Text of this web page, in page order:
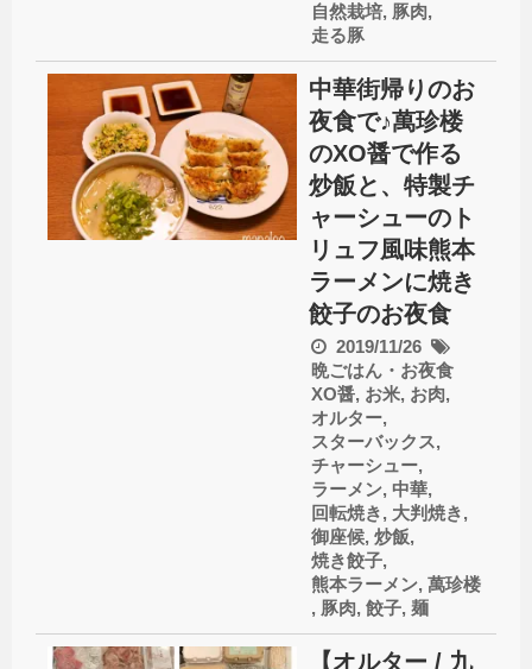
自然栽培, 豚肉,
走る豚
中華街帰りのお
夜食で♪萬珍楼
のXO醤で作る
炒飯と、特製チ
ャーシューのト
リュフ風味熊本
ラーメンに焼き
餃子のお夜食
2019/11/26
晩ごはん・お夜食
XO醤, お米, お肉,
オルター,
スターバックス,
チャーシュー,
ラーメン, 中華,
回転焼き, 大判焼き,
御座候, 炒飯,
焼き餃子,
熊本ラーメン, 萬珍楼
, 豚肉, 餃子, 麺
【オルター / 九